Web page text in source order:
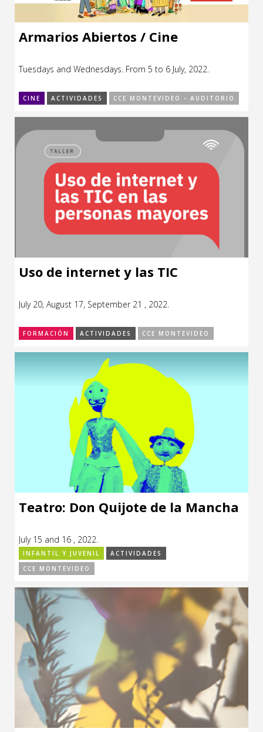
Armarios Abiertos / Cine
Tuesdays and Wednesdays. From 5 to 6 July, 2022.
CINE ACTIVIDADES CCE MONTEVIDEO - AUDITORIO
Uso de internet y las TIC
July 20, August 17, September 21 , 2022.
FORMACIÓN ACTIVIDADES CCE MONTEVIDEO
Teatro: Don Quijote de la Mancha
July 15 and 16 , 2022.
INFANTIL Y JUVENIL
ACTIVIDADES
CCE MONTEVIDEO